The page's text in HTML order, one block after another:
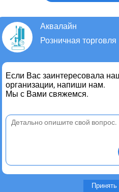
Аквалайн
Розничная торговля
Если Вас заинтересовала
организации, напиши нам.
Мы с Вами свяжемся.
Принять
Информация
Для чего существует
Правило cookie
предложение